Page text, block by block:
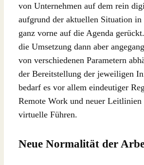
von Unternehmen auf dem rein
aufgrund der aktuellen Situation in
ganz vorne auf die Agenda
die Umsetzung dann aber
von verschiedenen Parametern
der Bereitstellung der jeweiligen
bedarf es vor allem eindeutiger
Remote Work und neuer Leitlinien
virtuelle Führen.
Neue Normalität der